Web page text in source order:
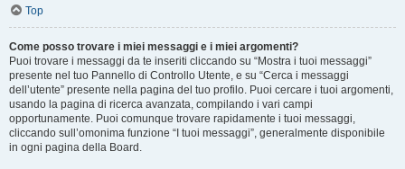
Top
Come posso trovare i miei messaggi e i miei argomenti?
Puoi trovare i messaggi da te inseriti cliccando su “Mostra i tuoi messaggi”
presente nel tuo Pannello di Controllo Utente, e su “Cerca i messaggi
dell’utente” presente nella pagina del tuo profilo. Puoi cercare i tuoi argomenti,
usando la pagina di ricerca avanzata, compilando i vari campi
opportunamente. Puoi comunque trovare rapidamente i tuoi messaggi,
cliccando sull’omonima funzione “I tuoi messaggi”, generalmente disponibile
in ogni pagina della Board.